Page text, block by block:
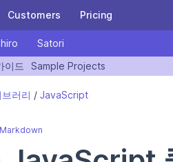
Heroic Cloud
A managed or private cloud built
Nakama on Heroic Cloud
Satori on Heroic Cloud
A Heroic Ten Years: Special
and invitation to our birthday
Customers Pricing
hiro Satori
이드
Sample Projects
러리 / JavaScript